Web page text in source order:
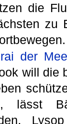
die
zu
der
will die
lässt